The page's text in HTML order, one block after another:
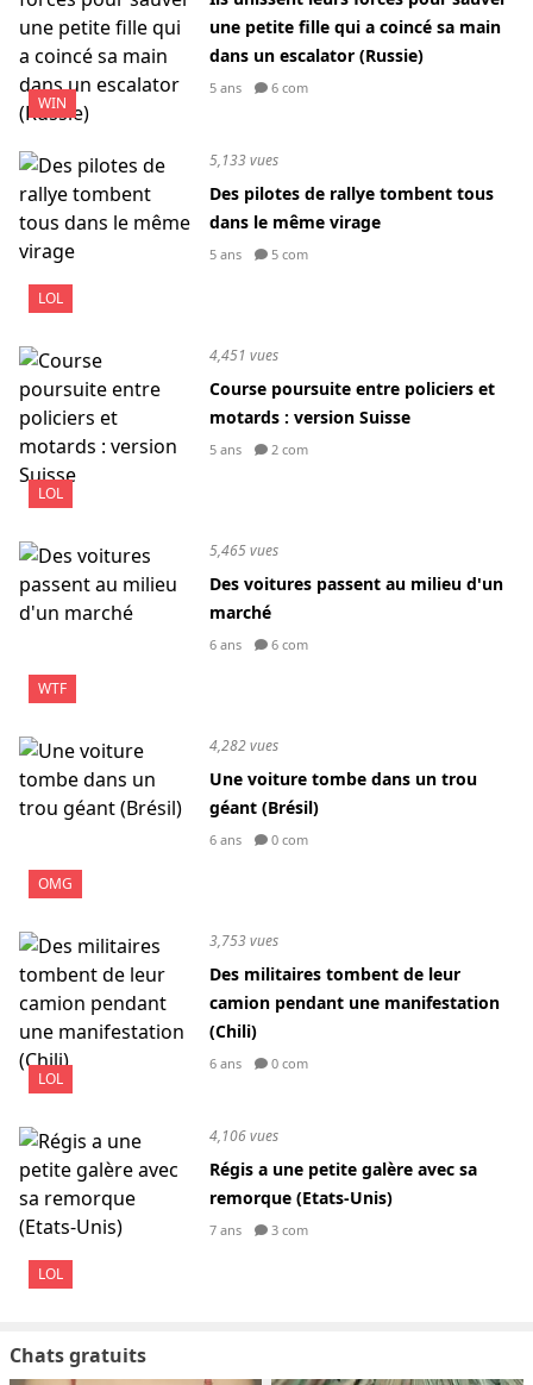
WIN
une petite fille qui a coincé sa main
dans un escalator (Russie)
5 ans 6 com
LOL
5,133 vues
Des pilotes de rallye tombent tous
dans le même virage
5 ans 5 com
LOL
4,451 vues
Course poursuite entre policiers et
motards : version Suisse
5 ans 2 com
WTF
5,465 vues
Des voitures passent au milieu d'un
marché
6 ans 6 com
OMG
4,282 vues
Une voiture tombe dans un trou
géant (Brésil)
6 ans 0 com
LOL
3,753 vues
Des militaires tombent de leur
camion pendant une manifestation
(Chili)
6 ans 0 com
LOL
4,106 vues
Régis a une petite galère avec sa
remorque (Etats-Unis)
7 ans 3 com
Chats gratuits